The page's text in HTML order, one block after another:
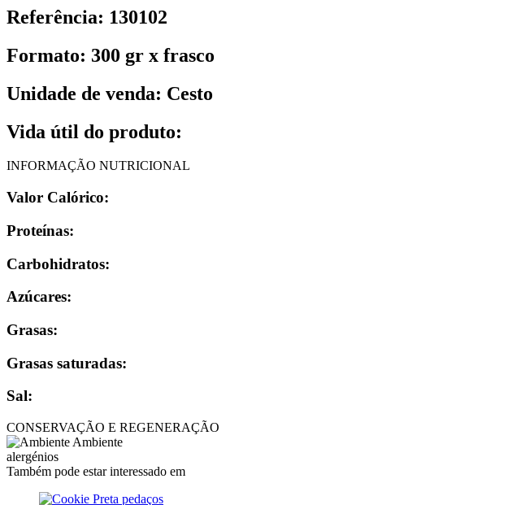
Referência: 130102
Formato: 300 gr x frasco
Unidade de venda: Cesto
Vida útil do produto:
INFORMAÇÃO NUTRICIONAL
Valor Calórico:
Proteínas:
Carbohidratos:
Azúcares:
Grasas:
Grasas saturadas:
Sal:
CONSERVAÇÃO E REGENERAÇÃO
Ambiente
alergénios
Também pode estar interessado em